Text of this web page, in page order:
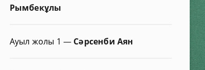
Рымбекұлы
Ауыл жолы 1 — Сәрсенби Аян